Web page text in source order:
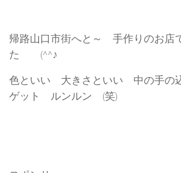
帰路山口市街へと～ 手作りのお店
た (^^♪
色といい 大きさといい 中の手の
ゲット ルンルン (笑)